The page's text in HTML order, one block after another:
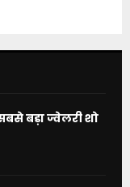
बड़ा ज्वेलरी शो